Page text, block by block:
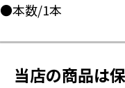
●本数/1本
当店の商品は